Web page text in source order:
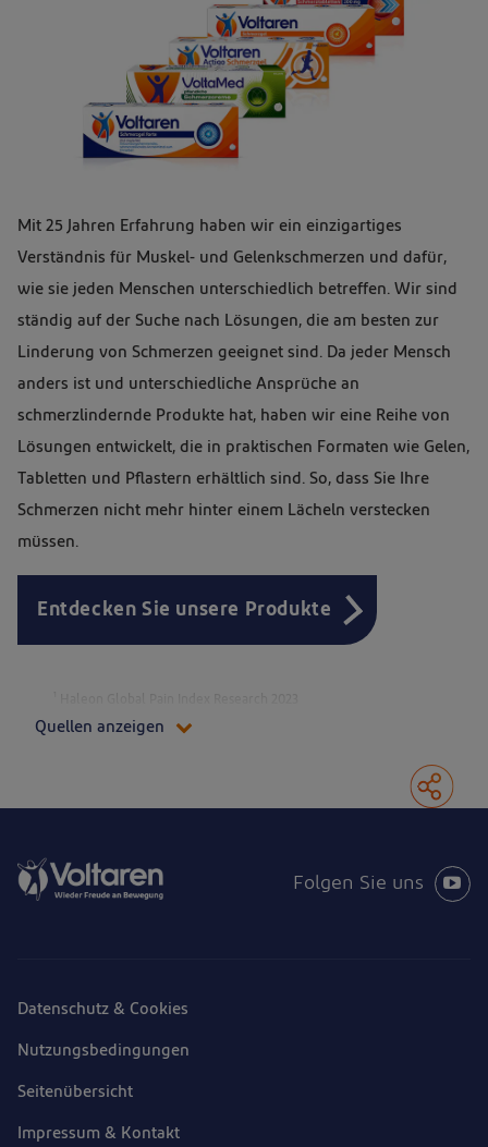
Mit 25 Jahren Erfahrung haben wir ein einzigartiges
Verständnis für Muskel- und Gelenkschmerzen und dafür,
wie sie jeden Menschen unterschiedlich betreffen. Wir sind
ständig auf der Suche nach Lösungen, die am besten zur
Linderung von Schmerzen geeignet sind. Da jeder Mensch
anders ist und unterschiedliche Ansprüche an
schmerzlindernde Produkte hat, haben wir eine Reihe von
Lösungen entwickelt, die in praktischen Formaten wie Gelen,
Tabletten und Pflastern erhältlich sind. So, dass Sie Ihre
Schmerzen nicht mehr hinter einem Lächeln verstecken
müssen.
Entdecken Sie unsere Produkte
Quellen anzeigen
Datenschutz & Cookies
Nutzungsbedingungen
Seitenübersicht
Impressum & Kontakt
Folgen Sie uns